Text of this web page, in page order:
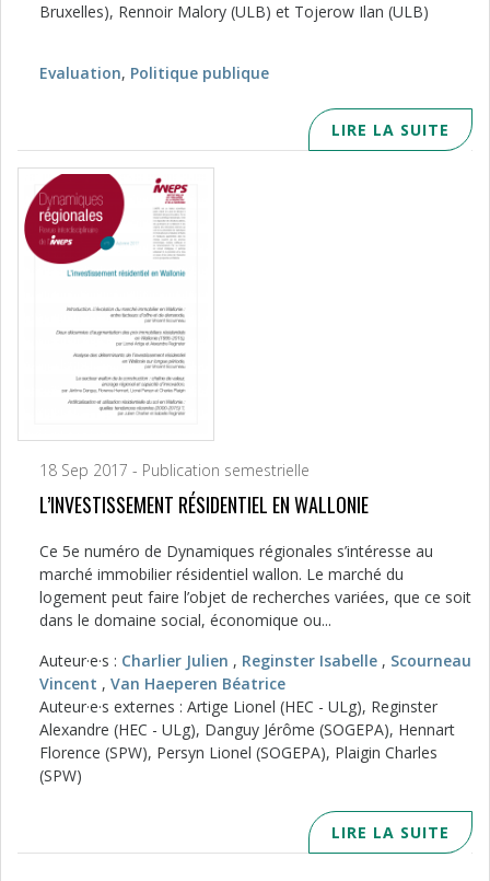
Bruxelles), Rennoir Malory (ULB) et Tojerow Ilan (ULB)
Evaluation, Politique publique
LIRE LA SUITE
18 Sep 2017 - Publication semestrielle
L’INVESTISSEMENT RÉSIDENTIEL EN WALLONIE
Ce 5e numéro de Dynamiques régionales s’intéresse au
marché immobilier résidentiel wallon. Le marché du
logement peut faire l’objet de recherches variées, que ce soit
dans le domaine social, économique ou...
Auteur·e·s : Charlier Julien , Reginster Isabelle , Scourneau
Vincent , Van Haeperen Béatrice
Auteur·e·s externes : Artige Lionel (HEC - ULg), Reginster
Alexandre (HEC - ULg), Danguy Jérôme (SOGEPA), Hennart
Florence (SPW), Persyn Lionel (SOGEPA), Plaigin Charles
(SPW)
LIRE LA SUITE